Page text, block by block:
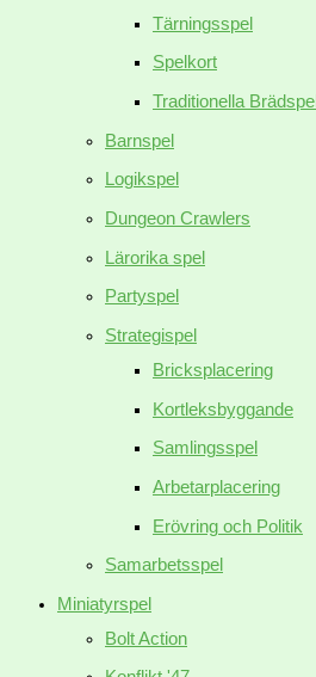
Tärningsspel
Spelkort
Traditionella Brädspel
Barnspel
Logikspel
Dungeon Crawlers
Lärorika spel
Partyspel
Strategispel
Bricksplacering
Kortleksbyggande
Samlingsspel
Arbetarplacering
Erövring och Politik
Samarbetsspel
Miniatyrspel
Bolt Action